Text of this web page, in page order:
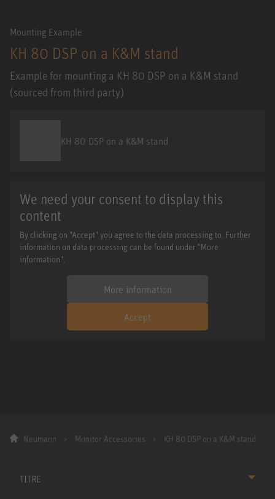
Mounting Example
KH 80 DSP on a K&M stand
Example for mounting a KH 80 DSP on a K&M stand
(sourced from third party)
KH 80 DSP on a K&M stand
We need your consent to display this
content
By clicking on "Accept" you agree to the data processing to. Further
information on data processing can be found under "More
information".
More information
Accept
Neumann Monitor Accessories KH 80 DSP on a K&M stand
TITRE